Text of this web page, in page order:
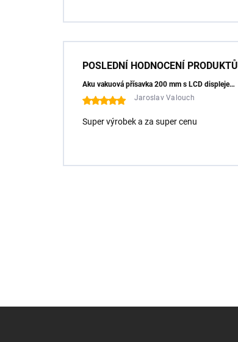
POSLEDNÍ HODNOCENÍ PRODUKTŮ
Aku vakuová přísavka 200 mm s LCD displejem (150 kg) - HÖGERT HT3B355
Jaroslav Valouch
Super výrobek a za super cenu